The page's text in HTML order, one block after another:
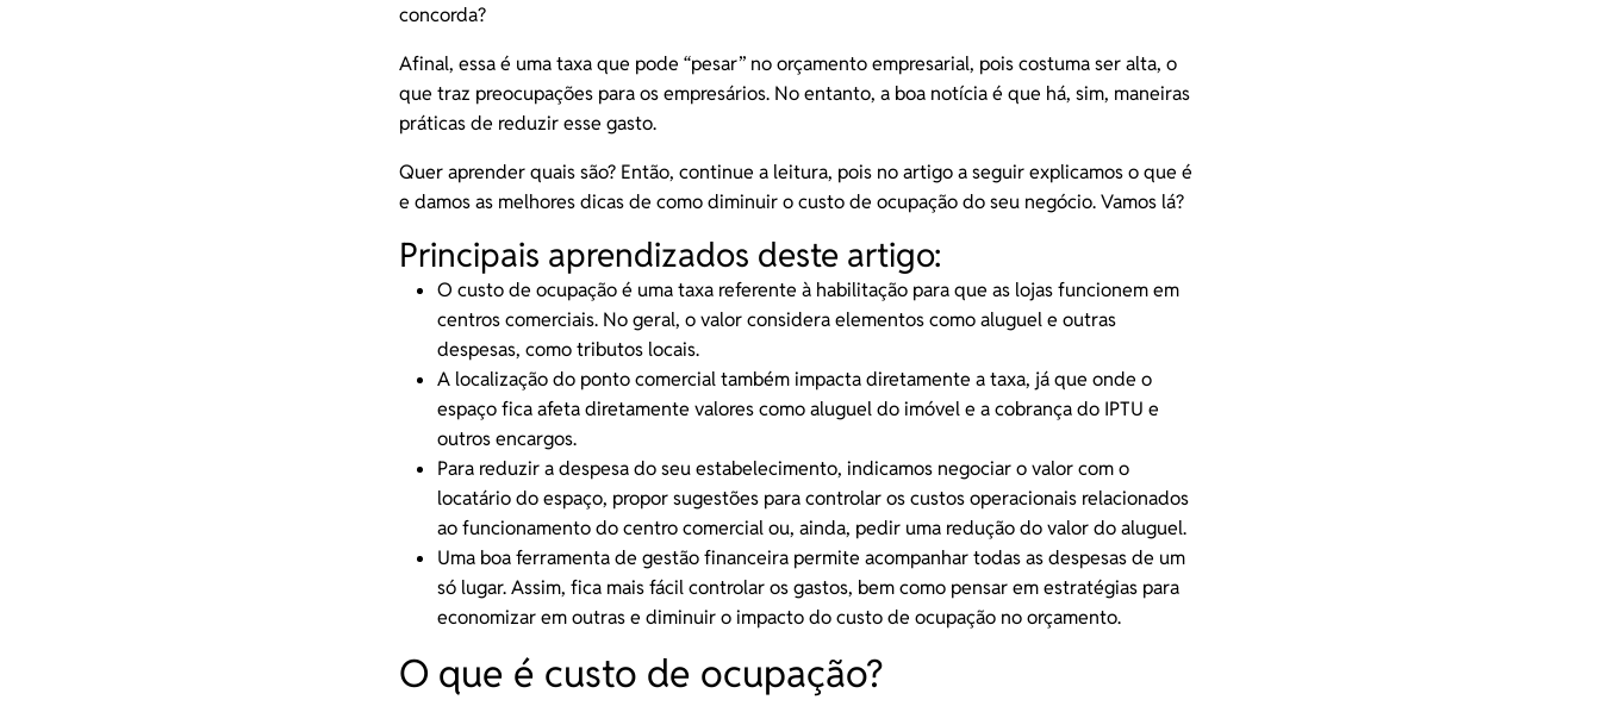
concorda?
Afinal, essa é uma taxa que pode “pesar” no orçamento empresarial, pois costuma ser alta, o
que traz preocupações para os empresários. No entanto, a boa notícia é que há, sim, maneiras
práticas de reduzir esse gasto.
Quer aprender quais são? Então, continue a leitura, pois no artigo a seguir explicamos o que é
e damos as melhores dicas de como diminuir o custo de ocupação do seu negócio. Vamos lá?
Principais aprendizados deste artigo:
O custo de ocupação é uma taxa referente à habilitação para que as lojas funcionem em
centros comerciais. No geral, o valor considera elementos como aluguel e outras
despesas, como tributos locais.
A localização do ponto comercialtambém impacta diretamente a taxa, já que onde o
espaço fica afeta diretamente valores como aluguel do imóvel e a cobrança do IPTU e
outros encargos.
Para reduzir a despesa do seu estabelecimento, indicamos negociar o valor com o
locatário do espaço, propor sugestões paracontrolar os custosoperacionais relacionados
ao funcionamento do centro comercial ou, ainda, pedir uma redução do valor do aluguel.
Uma boaferramenta de gestão financeira permite acompanhar todas as despesas de um
só lugar. Assim, fica mais fácil controlar os gastos, bem como pensar em estratégias para
economizar em outras e diminuir o impacto do custo de ocupação no orçamento.
O que é custo de ocupação?